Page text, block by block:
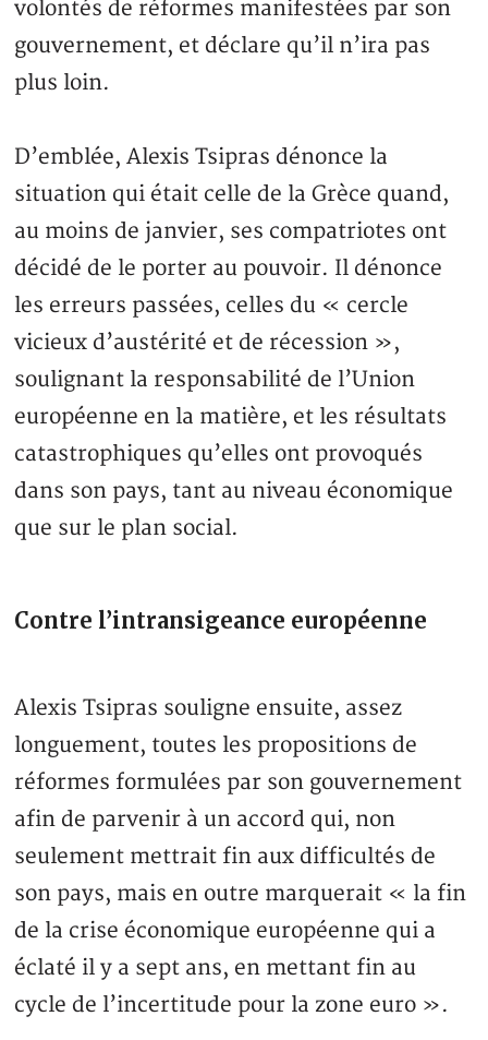
volontés de réformes manifestées par son
gouvernement, et déclare qu’il n’ira pas
plus loin.
D’emblée, Alexis Tsipras dénonce la
situation qui était celle de la Grèce quand,
au moins de janvier, ses compatriotes ont
décidé de le porter au pouvoir. Il dénonce
les erreurs passées, celles du « cercle
vicieux d’austérité et de récession »,
soulignant la responsabilité de l’Union
européenne en la matière, et les résultats
catastrophiques qu’elles ont provoqués
dans son pays, tant au niveau économique
que sur le plan social.
Contre l’intransigeance européenne
Alexis Tsipras souligne ensuite, assez
longuement, toutes les propositions de
réformes formulées par son gouvernement
afin de parvenir à un accord qui, non
seulement mettrait fin aux difficultés de
son pays, mais en outre marquerait « la fin
de la crise économique européenne qui a
éclaté il y a sept ans, en mettant fin au
cycle de l’incertitude pour la zone euro ».